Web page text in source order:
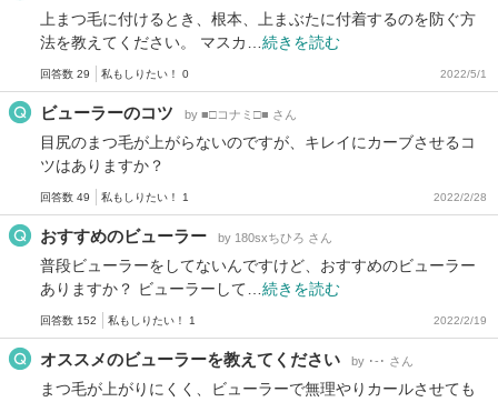
上まつ毛に付けるとき、根本、上まぶたに付着するのを防ぐ方
法を教えてください。 マスカ… 続きを読む
回答数 29 私もしりたい！ 0 2022/5/1
ビューラーのコツ by ■□コナミ□■ さん
目尻のまつ毛が上がらないのですが、キレイにカーブさせるコ
ツはありますか？
回答数 49 私もしりたい！ 1 2022/2/28
おすすめのビューラー by 180sxちひろ さん
普段ビューラーをしてないんですけど、おすすめのビューラー
ありますか？ ビューラーして… 続きを読む
回答数 152 私もしりたい！ 1 2022/2/19
オススメのビューラーを教えてください by ･-･ さん
まつ毛が上がりにくく、ビューラーで無理やりカールさせても